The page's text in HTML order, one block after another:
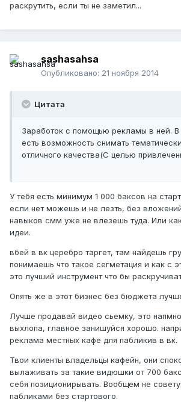
раскрутить, если ты не заметил...
sashasahsa
Опубликовано: 21 ноября 2014
Цитата
Заработок с помощью рекламы в ней. В
есть возможность снимать
отличного качества(С целью
У тебя есть минимум 1 000 баксов на
если нет можешь и не лезть, без
навыков смм уже не влезешь туда. Или
идеи.
вбей в вк церебро таргет, там найдешь
понимаешь что такое сегметация и как с
это лучший инструмент что бы
Опять же в этот бизнес без бюджета
Лучше продавай видео сьемку, это
выхлопа, главное занишуйся хорошо.
реклама местных кафе для пабликив в вк.
Твои клиенты владельцы кафейн, они
вылаживать за такие видюшки от 700
себя позиционирывать. Вообщем не
пабликами без стартового.